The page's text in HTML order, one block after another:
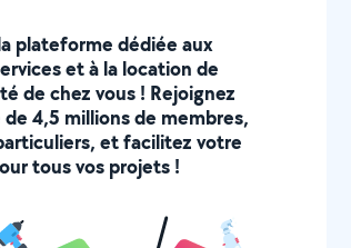
plateforme dédiée aux
et à la location de
de chez vous ! Rejoignez
4,5 millions de membres,
et facilitez votre
tous vos projets !